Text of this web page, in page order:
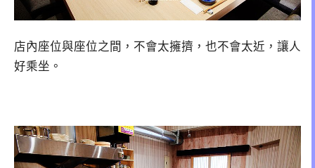
店內座位與座位之間，不會太擁擠，也不會太近，讓人
好乘坐。